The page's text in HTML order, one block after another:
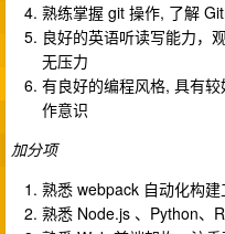
熟练掌握 git 操作, 了解
良好的英语听读写能力，
无压力
有良好的编程风格, 具有
作意识
加分项
熟悉 webpack 自动化构建
熟悉 Node.js 、Python、